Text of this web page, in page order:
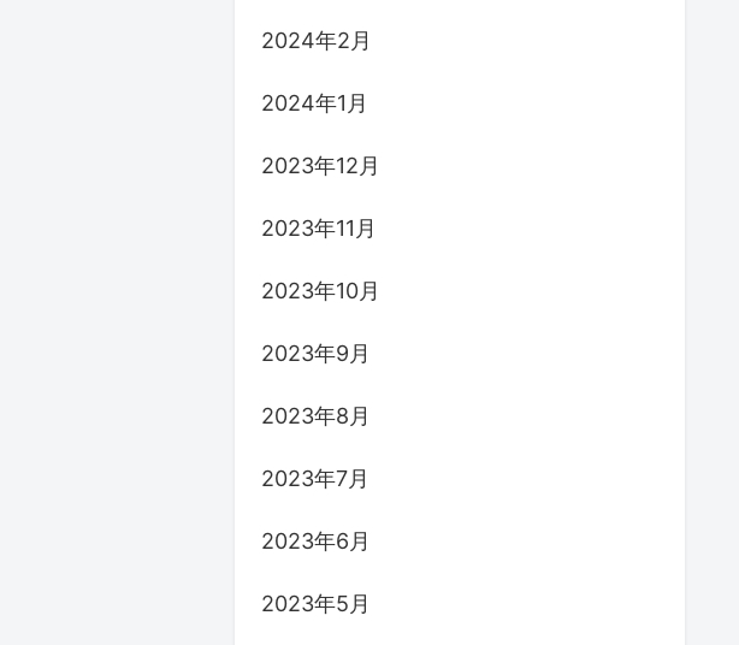
2024年2月
2024年1月
2023年12月
2023年11月
2023年10月
2023年9月
2023年8月
2023年7月
2023年6月
2023年5月